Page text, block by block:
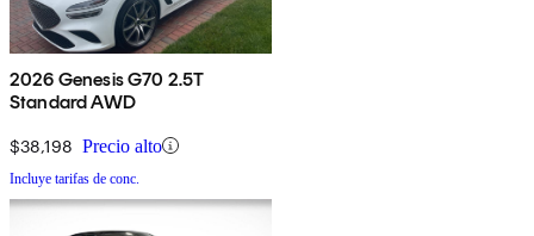
2026 Genesis G70 2.5T
Standard AWD
$38,198 Precio alto
Incluye tarifas de conc.